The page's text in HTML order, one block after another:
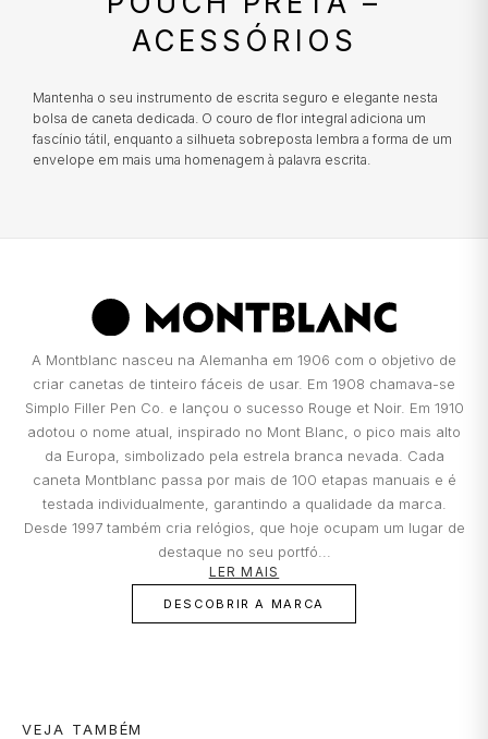
CALVIN KLEIN
ELETTA
FLIK FLAK
SWAROVSKI
SWATCH
TISSOT
TOMMY HILFIGER
Danos que ocorreram nos locais do Joalheiro;
Danos resultantes de roubo com destreza;
salvo nos casos previstos nos pontos
anteriores nas condições de substituição;
Perda ou desaparecimentos totais ou parciais
e a quebra do objeto, mesmo que determinada
Certificados adulterados ou com dados
incompletos essenciais para determinar o
valor do objeto;
Pedidos falsos de substituição feito pelo
proprietário ou comprador.
Integrada no Grupo BNP Paribas, a Cetelem assume-se como líder
de mercado em Portugal no crédito pessoal, contribuindo assim
para concretizar os projetos que tem em mente e tanto deseja
tecnologia que desejam hoje, sem comprometer o seu futuro
financeiro.
ACESSÓRIOS
Mantenha o seu instrumento de escrita seguro e elegante nesta
bolsa de caneta dedicada. O couro de flor integral adiciona um
fascínio tátil, enquanto a silhueta sobreposta lembra a forma de um
envelope em mais uma homenagem à palavra escrita.
A Montblanc nasceu na Alemanha em 1906 com o objetivo de
criar canetas de tinteiro fáceis de usar. Em 1908 chamava-se
Simplo Filler Pen Co. e lançou o sucesso Rouge et Noir. Em 1910
adotou o nome atual, inspirado no Mont Blanc, o pico mais alto
da Europa, simbolizado pela estrela branca nevada. Cada
caneta Montblanc passa por mais de 100 etapas manuais e é
testada individualmente, garantindo a qualidade da marca.
Desde 1997 também cria relógios, que hoje ocupam um lugar de
destaque no seu portfó...
LER MAIS
DESCOBRIR A MARCA
VEJA TAMBÉM